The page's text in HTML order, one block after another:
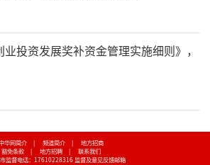
投资发展奖补资金管理实施细则》，
华网简介 | 频道简介 |
地方招商
豁免条款
| 地方招聘 |
联系我们
监督电话：17610228316 监督及意见反馈邮箱